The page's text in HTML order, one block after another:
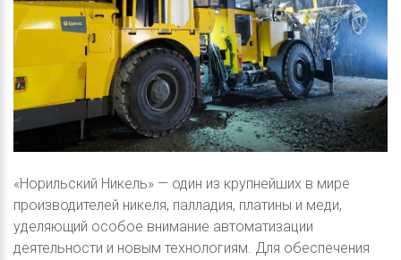
«Норильский Никель» — один из крупнейших в мире
производителей никеля, палладия, платины и меди,
уделяющий особое внимание автоматизации
деятельности и новым технологиям. Для обеспечения